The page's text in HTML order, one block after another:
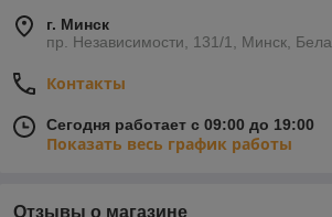
г. Минск
пр. Независимости, 131/1, Минск,
Контакты
Сегодня работает с 09:00 до 19:00
Показать весь график работы
Отзывы о магазине